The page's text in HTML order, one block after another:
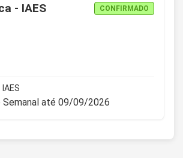
- IAES CONFIRMADO
Semanal até 09/09/2026